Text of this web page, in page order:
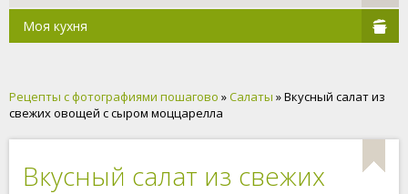
Моя кухня
Рецепты с фотографиями пошагово »Салаты » Вкусный салат из
свежих овощей с сыром моццарелла
Вкусный салат из свежих